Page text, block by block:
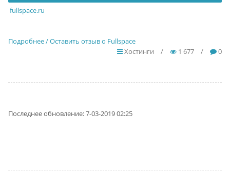
fullspace.ru
Подробнее / Оставить отзыв о Fullspace
Хостинги
/ 1 677 / 0
Последнее обновление: 7-03-2019 02:25